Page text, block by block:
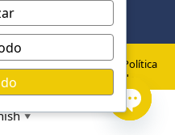
▼
Política de
Aviso
Política
de
cookies